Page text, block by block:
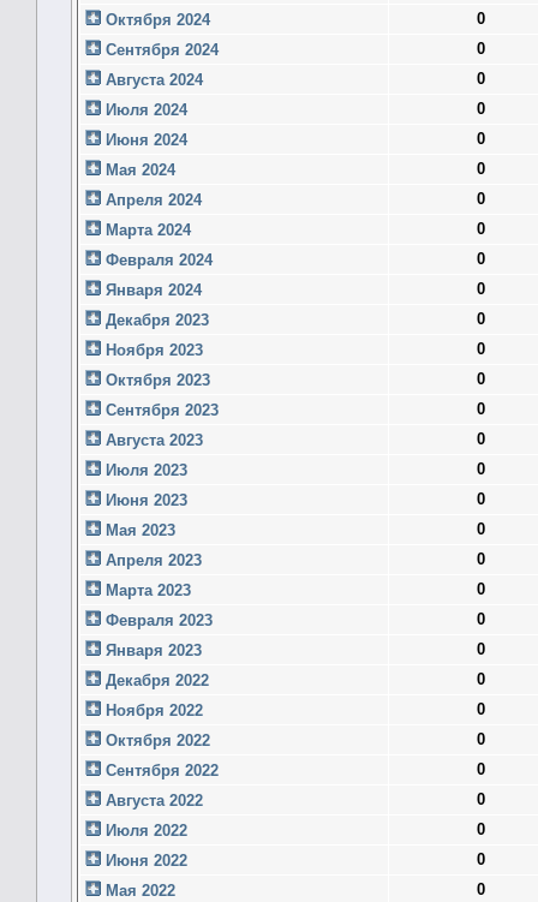
Октября 2024
0
Сентября 2024
0
Августа 2024
0
Июля 2024
0
Июня 2024
0
Мая 2024
0
Апреля 2024
0
Марта 2024
0
Февраля 2024
0
Января 2024
0
Декабря 2023
0
Ноября 2023
0
Октября 2023
0
Сентября 2023
0
Августа 2023
0
Июля 2023
0
Июня 2023
0
Мая 2023
0
Апреля 2023
0
Марта 2023
0
Февраля 2023
0
Января 2023
0
Декабря 2022
0
Ноября 2022
0
Октября 2022
0
Сентября 2022
0
Августа 2022
0
Июля 2022
0
Июня 2022
0
Мая 2022
0